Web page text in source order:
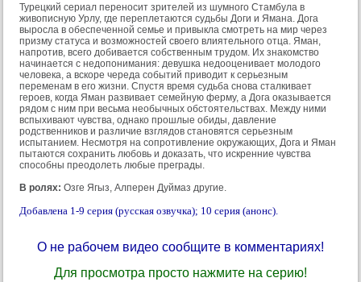
Турецкий сериал переносит зрителей из шумного Стамбула в
живописную Урлу, где переплетаются судьбы Доги и Ямана. Дога
выросла в обеспеченной семье и привыкла смотреть на мир через
призму статуса и возможностей своего влиятельного отца. Яман,
напротив, всего добивается собственным трудом. Их знакомство
начинается с недопонимания: девушка недооценивает молодого
человека, а вскоре череда событий приводит к серьезным
переменам в его жизни. Спустя время судьба снова сталкивает
героев, когда Яман развивает семейную ферму, а Дога оказывается
рядом с ним при весьма необычных обстоятельствах. Между ними
вспыхивают чувства, однако прошлые обиды, давление
родственников и различие взглядов становятся серьезным
испытанием. Несмотря на сопротивление окружающих, Дога и Яман
пытаются сохранить любовь и доказать, что искренние чувства
способны преодолеть любые преграды.
В ролях: Озге Ягыз, Алперен Дуймаз другие.
Добавлена 1-9 серия (русская озвучка); 10 серия (анонс).
О не рабочем видео сообщите в комментариях!
Для просмотра просто нажмите на серию!